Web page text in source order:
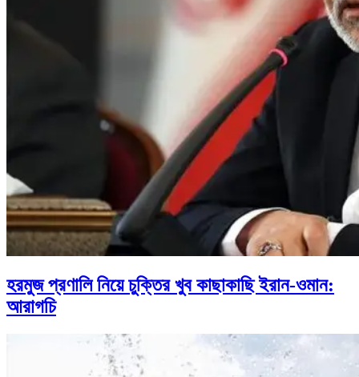
হরমুজ প্রণালি নিয়ে চুক্তির খুব কাছাকাছি ইরান-ওমান:
আরাগচি